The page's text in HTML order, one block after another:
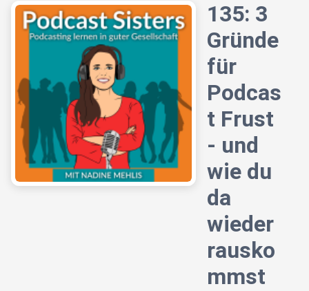
135: 3
Gründe
für
Podcas
t Frust
- und
wie du
da
wieder
rausko
mmst